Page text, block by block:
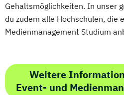
Gehaltsmöglichkeiten. In unser
du zudem alle Hochschulen, die
Medienmanagement Studium
Weitere
Event- und